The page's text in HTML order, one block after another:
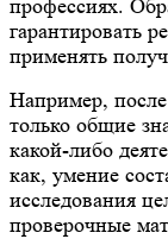
профессиях.
гарантировать
применять
Например, после
только общие
какой-либо
как, умение
исследования
проверочные